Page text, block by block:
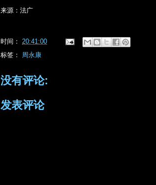
来源：法广
时间： 20:41:00
标签： 周永康
没有评论:
发表评论